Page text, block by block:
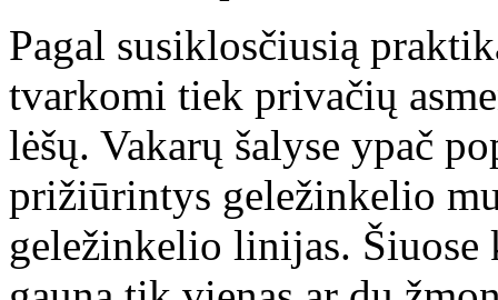
Pagal susiklosčiusią
tvarkomi tiek privačių
lėšų. Vakarų šalyse ypač
prižiūrintys geležinkelio
geležinkelio linijas. Šiuose